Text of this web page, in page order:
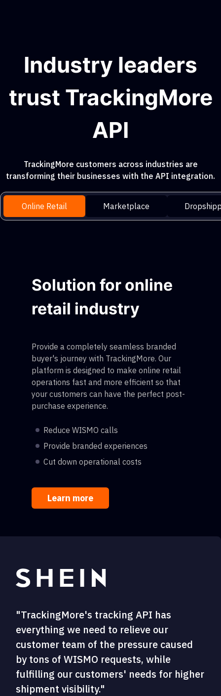
Industry leaders
trust TrackingMore
API
TrackingMore customers across industries are
transforming their businesses with the API integration.
Online Retail Marketplace
Solution for online
retail industry
Provide a completely seamless branded
buyer's journey with TrackingMore. Our
platform is designed to make online retail
operations fast and more efficient so that
your customers can have the perfect post-
purchase experience.
Reduce WISMO calls
Provide branded experiences
Cut down operational costs
Learn more
"TrackingMore's tracking API has
everything we need to relieve our
customer team of the pressure caused
by tons of WISMO requests, while
fulfilling our customers' needs for higher
shipment visibility."